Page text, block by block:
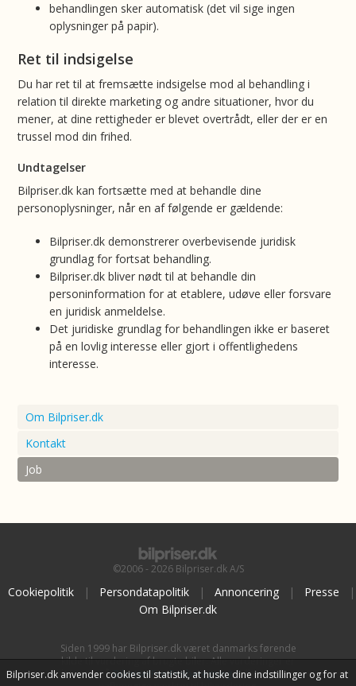
behandlingen sker automatisk (det vil sige ingen
oplysninger på papir).
Ret til indsigelse
Du har ret til at fremsætte indsigelse mod al behandling i
relation til direkte marketing og andre situationer, hvor du
mener, at dine rettigheder er blevet overtrådt, eller der er en
trussel mod din frihed.
Undtagelser
Bilpriser.dk kan fortsætte med at behandle dine
personoplysninger, når en af følgende er gældende:
Bilpriser.dk demonstrerer overbevisende juridisk
grundlag for fortsat behandling.
Bilpriser.dk bliver nødt til at behandle din
personinformation for at etablere, udøve eller forsvare
en juridisk anmeldelse.
Det juridiske grundlag for behandlingen ikke er baseret
på en lovlig interesse eller gjort i offentlighedens
interesse.
Om Bilpriser.dk
Kontakt
Job
©2006 - 2026 Bilpriser.dk A/S
Cookiepolitik | Persondatapolitik | Annoncering | Presse
|
Om Bilpriser.dk
Siden 1999 har Bilpriser.dk været danmarks førende
kilde til vurdering af brugte biler. Alle vurderinger er
baseret påBilpriserPro Prisberegning , bilbranchens
Bilpriser.dk anvender cookies til statistik, at huske dine indstillinger og for at